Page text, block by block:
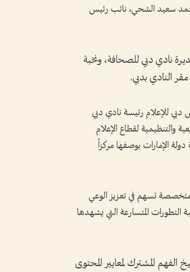
سعيد الشحي، نائب رئيس
نادي دبي للصحافة، ونخبة
النادي بدبي.
دبي للإعلام رئيسة نادي دبي
والتنظيمية لقطاع الإعلام
دولة الإمارات بوصفها مركزاً
تسهم في تعزيز الوعي
التطورات المتسارعة التي يشهدها
الفهم المشترك لمعايير المحتوى